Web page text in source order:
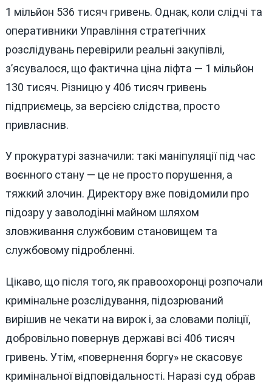
1 мільйон 536 тисяч гривень. Однак, коли слідчі та
оперативники Управління стратегічних
розслідувань перевірили реальні закупівлі,
з’ясувалося, що фактична ціна ліфта — 1 мільйон
130 тисяч. Різницю у 406 тисяч гривень
підприємець, за версією слідства, просто
привласнив.
У прокуратурі зазначили: такі маніпуляції під час
воєнного стану — це не просто порушення, а
тяжкий злочин. Директору вже повідомили про
підозру у заволодінні майном шляхом
зловживання службовим становищем та
службовому підробленні.
Цікаво, що після того, як правоохоронці розпочали
кримінальне розслідування, підозрюваний
вирішив не чекати на вирок і, за словами поліції,
добровільно повернув державі всі 406 тисяч
гривень. Утім, «повернення боргу» не скасовує
кримінальної відповідальності. Наразі суд обрав